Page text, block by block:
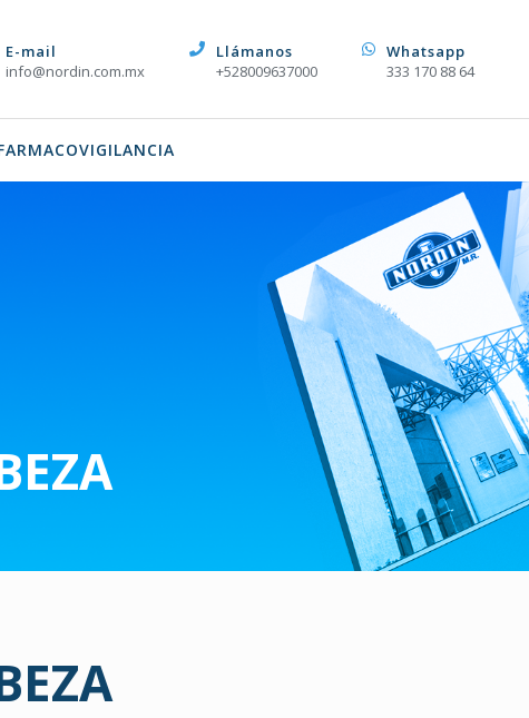
E-mail
info@nordin.com.mx
Llámanos
+528009637000
Whatsapp
333 170 88 64